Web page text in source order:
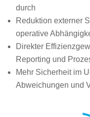
durch
Reduktion externer
operative
Direkter
Reporting und
Mehr Sicherheit im
Abweichungen und